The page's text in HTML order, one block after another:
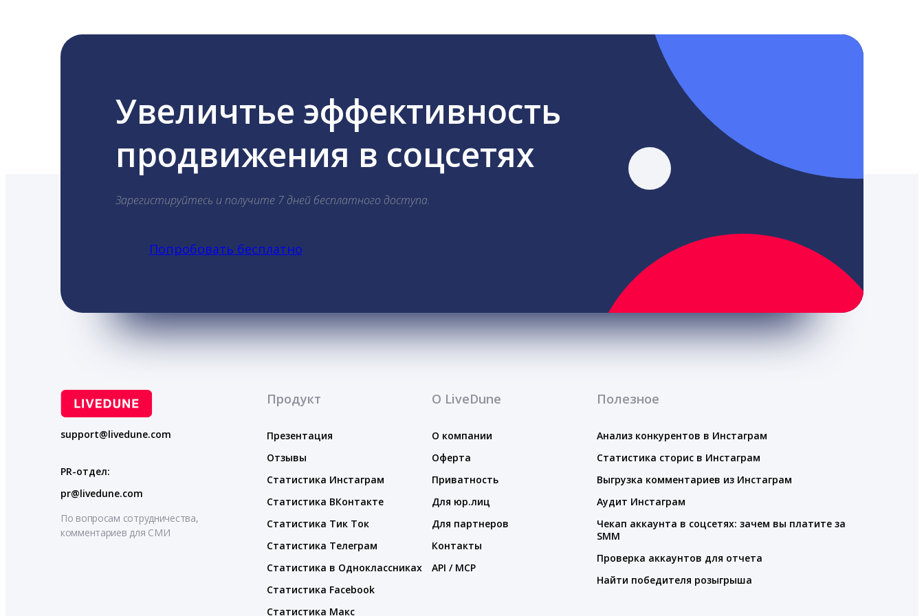
Увеличтье эффективность
продвижения в соцсетях
Зарегистируйтесь и получите 7 дней бесплатного доступа.
Попробовать бесплатно
support@livedune.com
PR-отдел:
pr@livedune.com
По вопросам сотрудничества,
комментариев для СМИ
Продукт
Презентация
Отзывы
Статистика Инстаграм
Статистика ВКонтакте
Статистика Тик Ток
Статистика Телеграм
Статистика в Одноклассниках
Статистика Facebook
Статистика Макс
О LiveDune
О компании
Оферта
Приватность
Для юр.лиц
Для партнеров
Контакты
API / MCP
Полезное
Анализ конкурентов в Инстаграм
Статистика сторис в Инстаграм
Выгрузка комментариев из Инстаграм
Аудит Инстаграм
Чекап аккаунта в соцсетях: зачем вы платите за
SMM
Проверка аккаунтов для отчета
Найти победителя розыгрыша